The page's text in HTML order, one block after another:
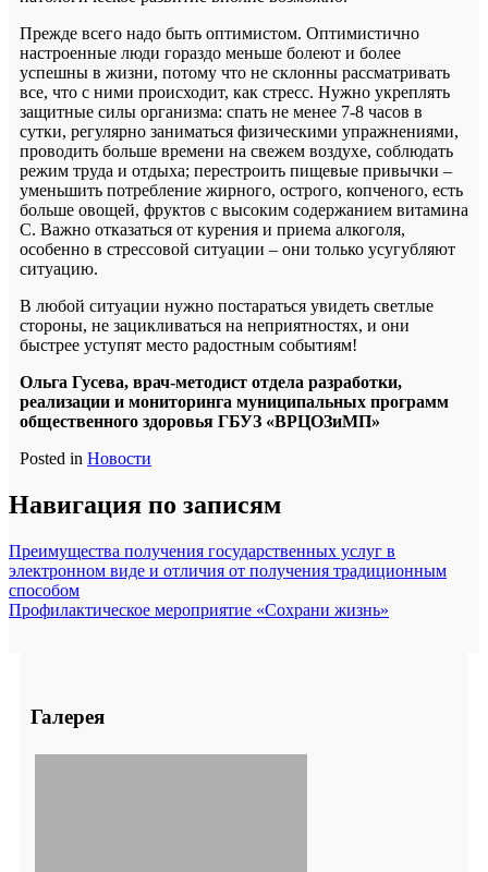
Прежде всего надо быть оптимистом. Оптимистично
настроенные люди гораздо меньше болеют и более
успешны в жизни, потому что не склонны рассматривать
все, что с ними происходит, как стресс. Нужно укреплять
защитные силы организма: спать не менее 7-8 часов в
сутки, регулярно заниматься физическими упражнениями,
проводить больше времени на свежем воздухе, соблюдать
режим труда и отдыха; перестроить пищевые привычки –
уменьшить потребление жирного, острого, копченого, есть
больше овощей, фруктов с высоким содержанием витамина
С. Важно отказаться от курения и приема алкоголя,
особенно в стрессовой ситуации – они только усугубляют
ситуацию.
В любой ситуации нужно постараться увидеть светлые
стороны, не зацикливаться на неприятностях, и они
быстрее уступят место радостным событиям!
Ольга Гусева, врач-методист отдела разработки,
реализации и мониторинга муниципальных программ
общественного здоровья ГБУЗ «ВРЦОЗиМП»
Posted in Новости
Навигация по записям
Преимущества получения государственных услуг в
электронном виде и отличия от получения традиционным
способом
Профилактическое мероприятие «Сохрани жизнь»
Галерея